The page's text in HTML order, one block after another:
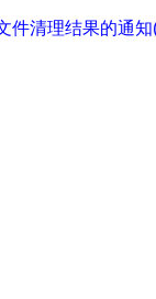
件清理结果的通